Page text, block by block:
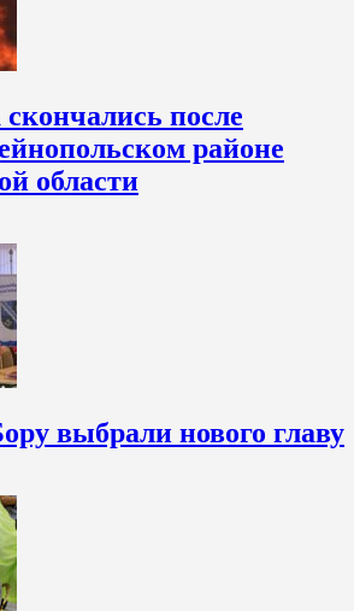
после
районе
области
выбрали нового главу